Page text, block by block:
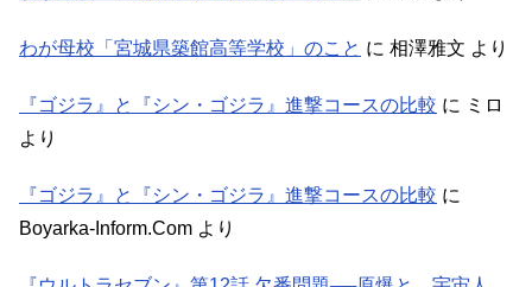
わが母校「宮城県築館高等学校」のこと に 相澤雅文 より
『ゴジラ』と『シン・ゴジラ』進撃コースの比較 に ミロ
より
『ゴジラ』と『シン・ゴジラ』進撃コースの比較 に
Boyarka-Inform.Com より